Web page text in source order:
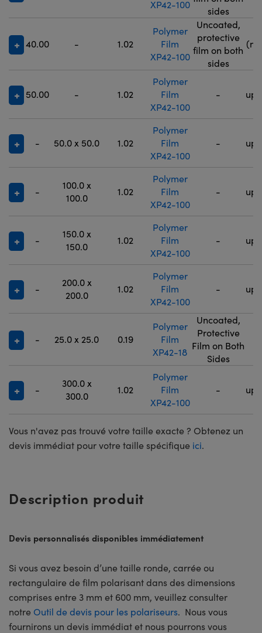
XP42-100
sides
40.00 - 1.02
Polymer
Film
XP42-100
Uncoated,
protective
film on both
sides
50.00 - 1.02
Polymer
Film
XP42-100
- up
- 50.0 x 50.0 1.02
Polymer
Film
XP42-100
- up
-
100.0 x
100.0
1.02
Polymer
Film
XP42-100
- up
-
150.0 x
150.0
1.02
Polymer
Film
XP42-100
- up
-
200.0 x
200.0
1.02
Polymer
Film
XP42-100
- up
- 25.0 x 25.0 0.19
Polymer
Film
XP42-18
Uncoated,
Protective
Film on Both
Sides
-
300.0 x
300.0
1.02
Polymer
Film
XP42-100
- up
Vous n'avez pas trouvé votre taille exacte ? Obtenez un
devis immédiat pour votre taille spécifique ici.
Description produit
Devis personnalisés disponibles immédiatement
Si vous avez besoin d’une taille ronde, carrée ou
rectangulaire de film polarisant dans des dimensions
comprises entre 3 mm et 600 mm, veuillez consulter
notre Outil de devis pour les polariseurs. Nous vous
fournirons un devis immédiat et nous pourrons vous